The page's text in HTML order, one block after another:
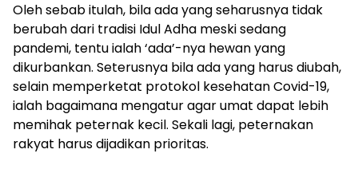
Oleh sebab itulah, bila ada yang seharusnya tidak
berubah dari tradisi Idul Adha meski sedang
pandemi, tentu ialah ‘ada’-nya hewan yang
dikurbankan. Seterusnya bila ada yang harus diubah,
selain memperketat protokol kesehatan Covid-19,
ialah bagaimana mengatur agar umat dapat lebih
memihak peternak kecil. Sekali lagi, peternakan
rakyat harus dijadikan prioritas.